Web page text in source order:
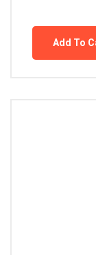
Add To